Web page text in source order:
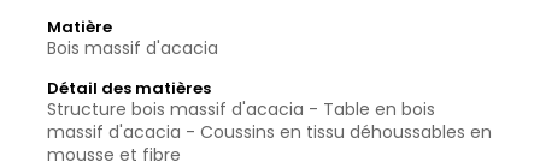
Matière
Bois massif d'acacia
Détail des matières
Structure bois massif d'acacia - Table en bois
massif d'acacia - Coussins en tissu déhoussables en
mousse et fibre